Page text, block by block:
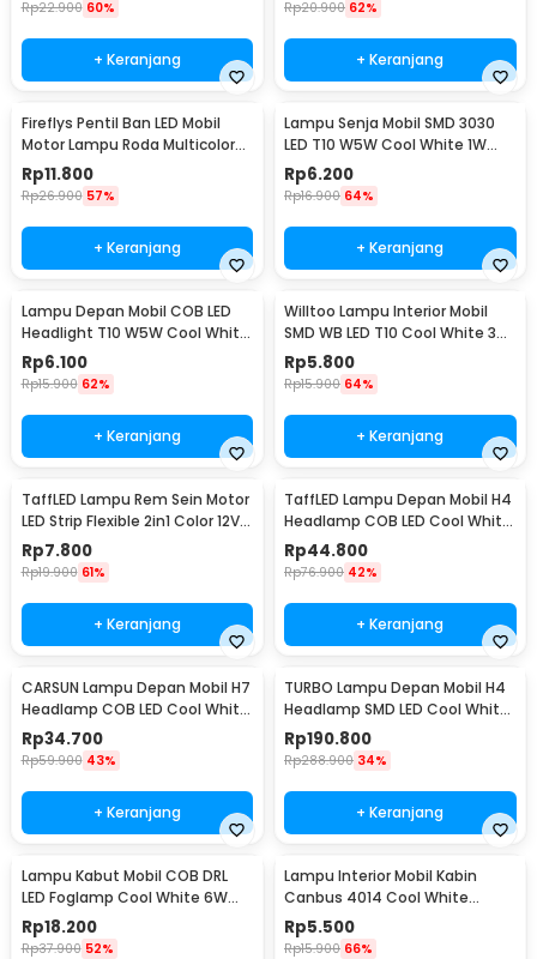
Rp22.900 60%
+ Keranjang
Rp20.900 62%
+ Keranjang
Fireflys Pentil Ban LED Mobil
Motor Lampu Roda Multicolor
2PCS - AG10
Rp11.800
Rp26.900 57%
+ Keranjang
Lampu Senja Mobil SMD 3030
LED T10 W5W Cool White 1W
12/24V 2 PCS
Rp6.200
Rp16.900 64%
+ Keranjang
Lampu Depan Mobil COB LED
Headlight T10 W5W Cool White
1W 12V 2 PCS - T10-W5
Rp6.100
Rp15.900 62%
+ Keranjang
Willtoo Lampu Interior Mobil
SMD WB LED T10 Cool White 3W
12V - YSY-PL
Rp5.800
Rp15.900 64%
+ Keranjang
TaffLED Lampu Rem Sein Motor
LED Strip Flexible 2in1 Color 12V
20cm
Rp7.800
Rp19.900 61%
+ Keranjang
TaffLED Lampu Depan Mobil H4
Headlamp COB LED Cool White
36W 2 PCS - C6
Rp44.800
Rp76.900 42%
+ Keranjang
CARSUN Lampu Depan Mobil H7
Headlamp COB LED Cool White
36W 2 PCS - C6
Rp34.700
Rp59.900 43%
+ Keranjang
TURBO Lampu Depan Mobil H4
Headlamp SMD LED Cool White
40W 2 PCS - T1
Rp190.800
Rp288.900 34%
+ Keranjang
Lampu Kabut Mobil COB DRL
LED Foglamp Cool White 6W
12V 190mm - MA357
Rp18.200
Rp37.900 52%
Lampu Interior Mobil Kabin
Canbus 4014 Cool White
31mm 12SMD LED
Rp5.500
Rp15.900 66%